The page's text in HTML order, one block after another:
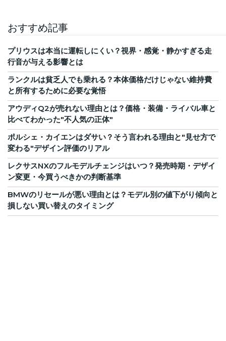
おすすめ記事
プリウスは本当に運転しにくい？視界・感覚・静かすぎる走
行音が与える影響とは
ランクルは貧乏人でも乗れる？本体価格だけじゃない維持費
と所有するために必要な覚悟
アウディQ2が売れない理由とは？価格・装備・ライバル車と
比べてわかった"不人気の正体"
ポルシェ・カイエンはダサい？そう言われる理由と"見せ方で
変わる"デザイン評価のリアル
レクサスNXのフルモデルチェンジはいつ？発売時期・デザイ
ン変更・今買うべきかの判断基準
BMWのリセールが悪い理由とは？モデル別の値下がり傾向と
損しない買い替えのタイミング